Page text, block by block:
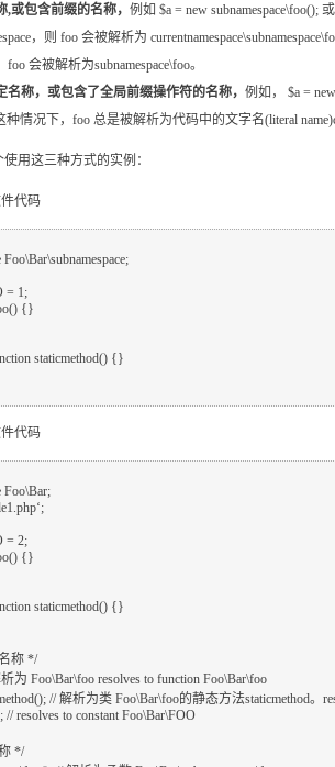
,或包含前缀的名称， 例如 $a = new subnamespace\foo();
，则 foo 会被解析为
foo 会被解析为subnamespace\foo。
名称，或包含了全局前缀操作符的名称， 例如， $a =
种情况下，foo 总是被解析为代码中的文字名(literal
用这三种方式的实例：
代码
Foo\Bar\subnamespace;
= 1;
{}
代码
Foo\Bar;
= 2;
{}
称 */
为 Foo\Bar\foo resolves to function Foo\Bar\foo
// 解析为类 Foo\Bar\foo的静态方法staticmethod。
// resolves to constant Foo\Bar\FOO
*/